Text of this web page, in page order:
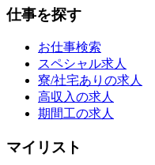
仕事を探す
お仕事検索
スペシャル求人
寮/社宅ありの求人
高収入の求人
期間工の求人
マイリスト